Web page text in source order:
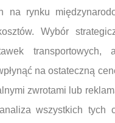
na rynku
Wybór
na ostateczną
zwrotami lub
wszystkich